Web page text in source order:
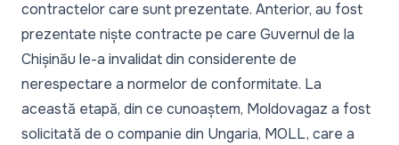
contractelor care sunt prezentate. Anterior, au fost
prezentate niște contracte pe care Guvernul de la
Chișinău le-a invalidat din considerente de
nerespectare a normelor de conformitate. La
această etapă, din ce cunoaștem, Moldovagaz a fost
solicitată de o companie din Ungaria, MOLL, care a